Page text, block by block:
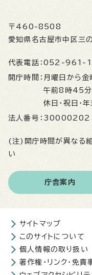
〒460-8508
愛知県名古屋市中区三
代表電話： 052-961-
開庁時間： 月曜日から
午前8時45分
休日・祝日・
法人番号：
(注)開庁時間が異なる
い
庁舎案内
サイトマップ
このサイトについて
個人情報の取り扱い
著作権・リンク・免責